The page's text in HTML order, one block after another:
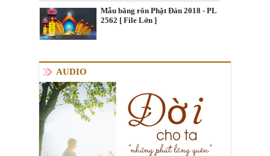
Mẫu băng rôn Phật Đản 2018 - PL
2562 [ File Lớn ]
AUDIO